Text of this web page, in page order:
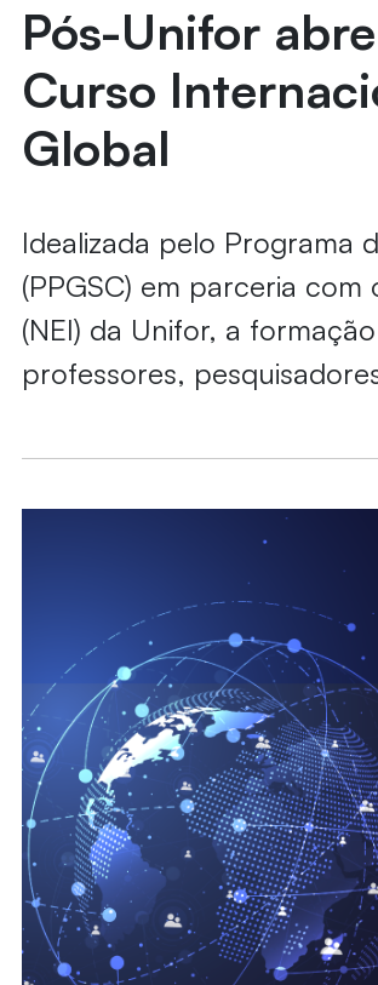
Pós-Unifor
Curso
Global
Idealizada pelo Programa
(PPGSC) em parceria
(NEI) da Unifor, a
professores,